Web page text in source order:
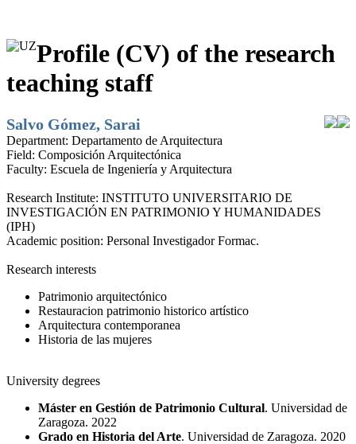
Profile (CV) of the research
teaching staff
Salvo Gómez, Sarai
Department: Departamento de Arquitectura
Field: Composición Arquitectónica
Faculty: Escuela de Ingeniería y Arquitectura
Research Institute: INSTITUTO UNIVERSITARIO DE
INVESTIGACIÓN EN PATRIMONIO Y HUMANIDADES
(IPH)
Academic position: Personal Investigador Formac.
Research interests
Patrimonio arquitectónico
Restauracion patrimonio historico artístico
Arquitectura contemporanea
Historia de las mujeres
University degrees
Máster en Gestión de Patrimonio Cultural. Universidad de
Zaragoza. 2022
Grado en Historia del Arte. Universidad de Zaragoza. 2020